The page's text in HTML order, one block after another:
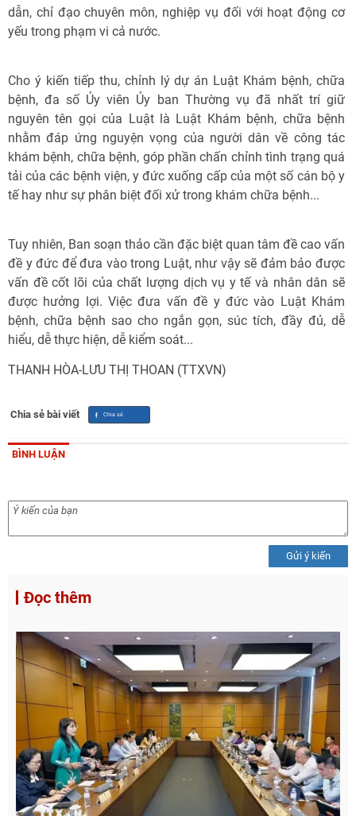
dẫn, chỉ đạo chuyên môn, nghiệp vụ đối với hoạt động cơ
yếu trong phạm vi cả nước.
Cho ý kiến tiếp thu, chỉnh lý dự án Luật Khám bệnh, chữa
bệnh, đa số Ủy viên Ủy ban Thường vụ đã nhất trí giữ
nguyên tên gọi của Luật là Luật Khám bệnh, chữa bệnh
nhằm đáp ứng nguyện vọng của người dân về công tác
khám bệnh, chữa bệnh, góp phần chấn chỉnh tình trạng quá
tải của các bệnh viện, y đức xuống cấp của một số cán bộ y
tế hay như sự phân biệt đối xử trong khám chữa bệnh...
Tuy nhiên, Ban soạn thảo cần đặc biệt quan tâm đề cao vấn
đề y đức để đưa vào trong Luật, như vậy sẽ đảm bảo được
vấn đề cốt lõi của chất lượng dịch vụ y tế và nhân dân sẽ
được hưởng lợi. Việc đưa vấn đề y đức vào Luật Khám
bệnh, chữa bệnh sao cho ngắn gọn, súc tích, đầy đủ, dễ
hiểu, dễ thực hiện, dễ kiểm soát...
THANH HÒA-LƯU THỊ THOAN (TTXVN)
Chia sẻ bài viết
BÌNH LUẬN
Gửi ý kiến
Đọc thêm